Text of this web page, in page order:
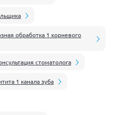
обработка 1 корневого
стоматолога
1 канала зуба